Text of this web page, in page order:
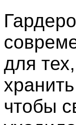
для
чтобы